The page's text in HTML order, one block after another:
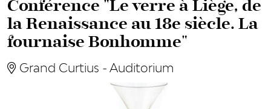
Conférence "Le verre à Liège, de
la Renaissance au 18e siècle. La
fournaise Bonhomme"
Grand Curtius - Auditorium